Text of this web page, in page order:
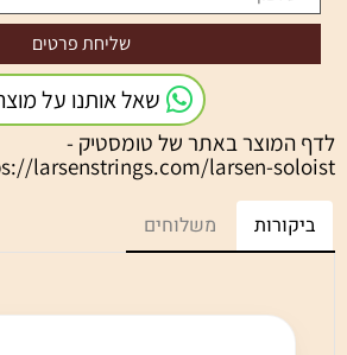
שאל אותנו על
לדף המוצר באתר של טומסטיק -
larsenstrings.com/larsen-soloist/
ביקורות משלוחים